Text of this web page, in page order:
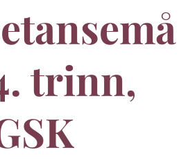
trinn,